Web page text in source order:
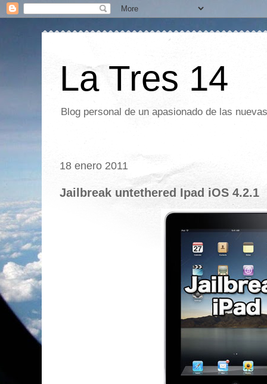
La Tres 14
Blog personal de un apasionado de las
18 enero 2011
Jailbreak untethered Ipad iOS 4.2.1